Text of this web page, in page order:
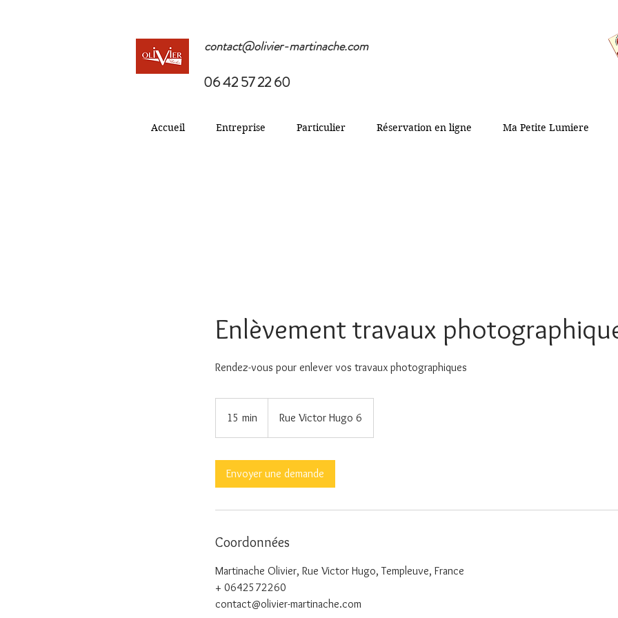
contact@olivier-martinache.com
06 42 57 22 60
Accueil Entreprise Particulier Réservation en ligne Ma Petite Lumiere
Enlèvement travaux
Rendez-vous pour enlever vos travaux photographiques
15 min
5
Rue Victor Hugo 6
Envoyer une demande
Coordonnées
Martinache Olivier, Rue Victor Hugo, Templeuve, France
+ 0642572260
contact@olivier-martinache.com